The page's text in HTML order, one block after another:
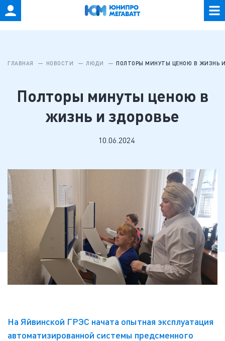
ГЛАВНАЯ НОВОСТИ ЛЮДИ ПОЛТОРЫ МИНУТЫ ЦЕНОЮ В ЖИЗНЬ И
Полторы минуты ценою в
жизнь и здоровье
10.06.2024
На Яйвинской ГРЭС начата опытная эксплуатация
автоматизированной системы предсменного